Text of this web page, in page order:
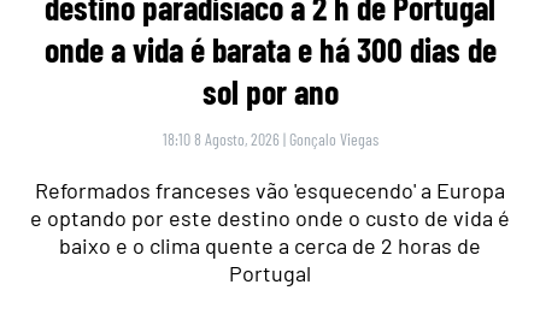
onde a vida é barata e há 300 dias de
sol por ano
18:10 8 Agosto, 2026 | Gonçalo Viegas
Reformados franceses vão 'esquecendo' a Europa
e optando por este destino onde o custo de vida é
baixo e o clima quente a cerca de 2 horas de
Portugal